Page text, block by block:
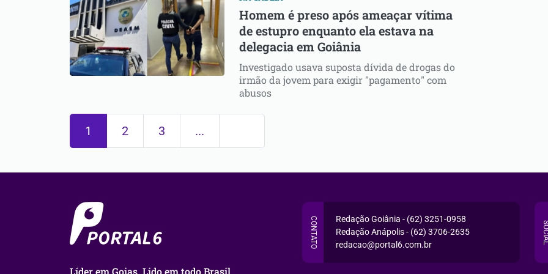
Homem é preso após ameaçar vítima
de estupro enquanto ela estava na
delegacia em Goiânia
Investigado usava suposta dívida de drogas do
irmão da jovem para exigir "pagamento" com
abusos
1 2 3 ...
Líder em Goias. Lido em todo Brasil
CONTATO
Redação Goiânia - (62) 3251-0958
Redação Anápolis - (62) 3706-2635
redacao@portal6.com.br